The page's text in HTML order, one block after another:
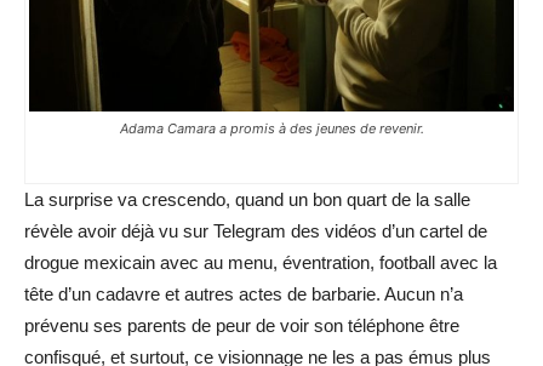
Adama Camara a promis à des jeunes de revenir.
La surprise va crescendo, quand un bon quart de la salle
révèle avoir déjà vu sur Telegram des vidéos d’un cartel de
drogue mexicain avec au menu, éventration, football avec la
tête d’un cadavre et autres actes de barbarie. Aucun n’a
prévenu ses parents de peur de voir son téléphone être
confisqué, et surtout, ce visionnage ne les a pas émus plus